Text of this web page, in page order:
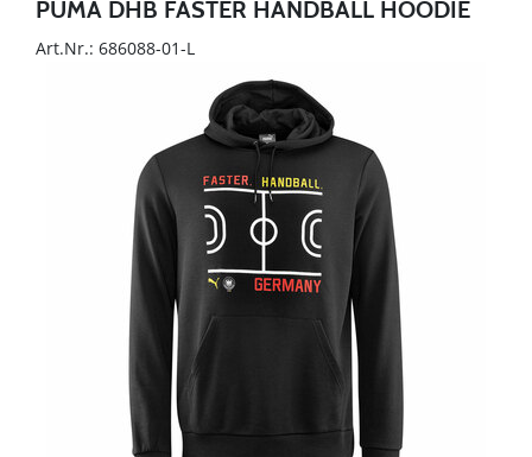
PUMA DHB FASTER HANDBALL HOODIE
Art.Nr.: 686088-01-L